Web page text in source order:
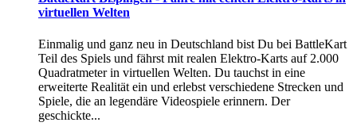
virtuellen Welten
Einmalig und ganz neu in Deutschland bist Du bei BattleKart
Teil des Spiels und fährst mit realen Elektro-Karts auf 2.000
Quadratmeter in virtuellen Welten. Du tauchst in eine
erweiterte Realität ein und erlebst verschiedene Strecken und
Spiele, die an legendäre Videospiele erinnern. Der
geschickte...